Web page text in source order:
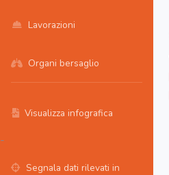
Lavorazioni
Organi bersaglio
Visualizza infografica
-
Segnala dati rilevati in